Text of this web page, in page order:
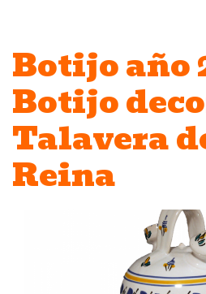
Botijo año
Botijo
Talavera
Reina